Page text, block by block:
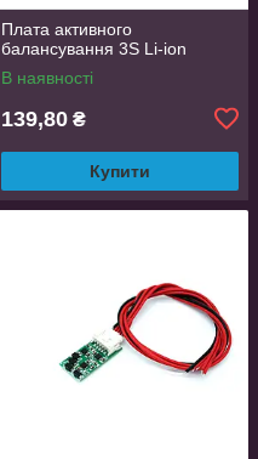
Плата активного
балансування 3S Li-ion
В наявності
139,80 ₴
Купити